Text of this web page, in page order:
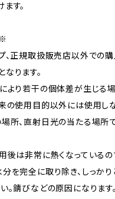
す。
、正規取扱販売店以外での
ります。
より若干の個体差が生じる
の使用目的以外には使用し
場所、直射日光の当たる場所
後は非常に熱くなっているの
分を完全に取り除き、しっか
。錆びなどの原因になります。